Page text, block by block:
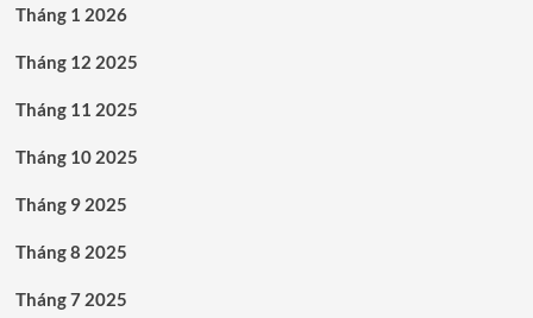
Tháng 1 2026
Tháng 12 2025
Tháng 11 2025
Tháng 10 2025
Tháng 9 2025
Tháng 8 2025
Tháng 7 2025